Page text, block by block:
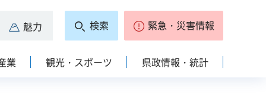
魅力 検索 緊急・災害情報
業 観光・スポーツ 県政情報・統計